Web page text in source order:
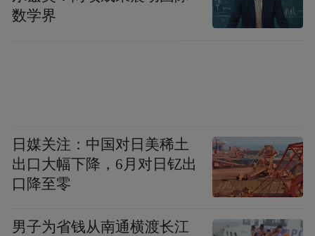
数学界
日媒关注：中国对日美稀土
出口大幅下降，6月对日钇出
口降至零
男子为省钱从南通横渡长江